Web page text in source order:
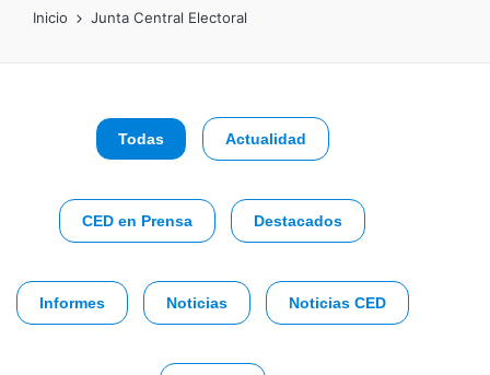
Inicio Junta Central Electoral
Todas Actualidad
CED en Prensa Destacados
Informes Noticias Noticias CED